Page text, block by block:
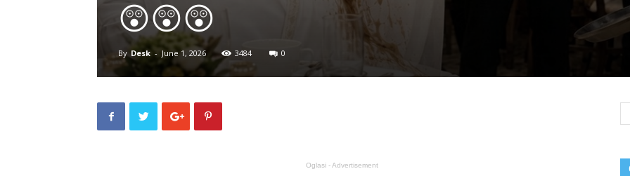
😲😲😲
By Desk - June 1, 2026 3484 0
Oglasi - Advertisement